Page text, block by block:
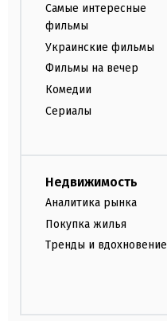
Самые интересные
фильмы
Украинские фильмы
Фильмы на вечер
Комедии
Сериалы
Недвижимость
Аналитика рынка
Покупка жилья
Тренды и вдохновение